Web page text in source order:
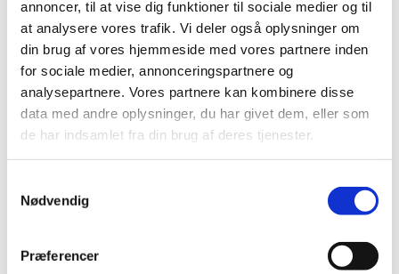
annoncer, til at vise dig funktioner til sociale medier og til
at analysere vores trafik. Vi deler også oplysninger om
din brug af vores hjemmeside med vores partnere inden
for sociale medier, annonceringspartnere og
analysepartnere. Vores partnere kan kombinere disse
data med andre oplysninger, du har givet dem, eller som
de har indsamlet fra din brug af deres tjenester.
Nødvendig
Præferencer
DEKORBAND AV STENAR I
VATTEN NR. 25-3847
BESTLA NATUR LJUS SAND NR.
25820
BESTLA RÖD SAND NR. 25823